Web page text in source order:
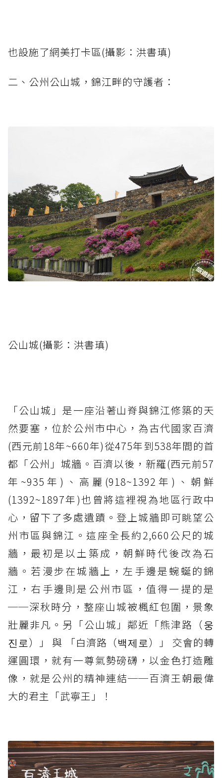
也設施了網美打卡區​(攝影：洪書瑱)
二、公州公山城，錦江畔的守護者：
公山城(攝影：洪書瑱)
「公山城」是一座沿著山脊與錦江修築的天
然要塞，位於公州市中心，為古代國家百濟
(西元前18年~660年)從475年到538年間的首
都「公州」城牆。百濟以後，新羅(西元前57
年~935年)、高麗(918~1392年)、朝鮮
(1392~1897年)也曾將這裡視為地區行政中
心，留下了多處遺蹟。登上城牆即可眺望公
州市區與錦江。這座全長約2,660公尺的城
牆，最初是以土築成，朝鮮時代後改為石
牆。若漫步在城牆上，左手邊是蜿蜒的錦
江，右手邊則是公州市區，值得一提的是
──深秋時分，整座山城被楓紅包圍，景象
壯麗非凡。另「公山城」鄰近「熊津路（웅
진로）」 與 「白濟路（백제로）」 交會的轉
運圓環，就有一尊氣勢磅礴，以金色打造雕
像，就是公州的精神連結──百濟王朝最偉
大的君主「武寧王」！